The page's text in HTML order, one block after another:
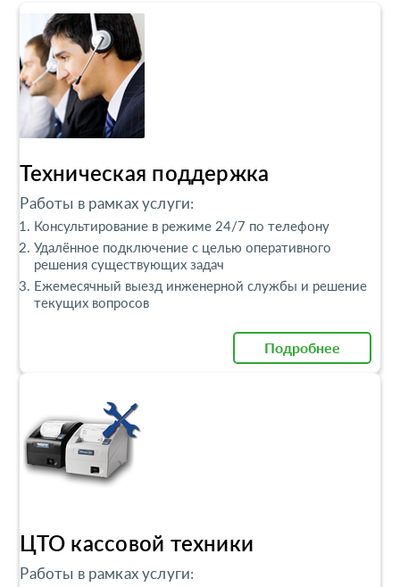
Техническая поддержка
Работы в рамках услуги:
Консультирование в режиме 24/7 по телефону
Удалённое подключение с целью оперативного
решения существующих задач
Ежемесячный выезд инженерной службы и решение
текущих вопросов
Подробнее
ЦТО кассовой техники
Работы в рамках услуги: